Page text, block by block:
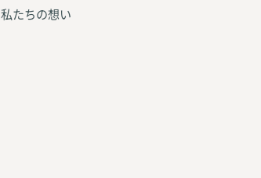
私たちの想い